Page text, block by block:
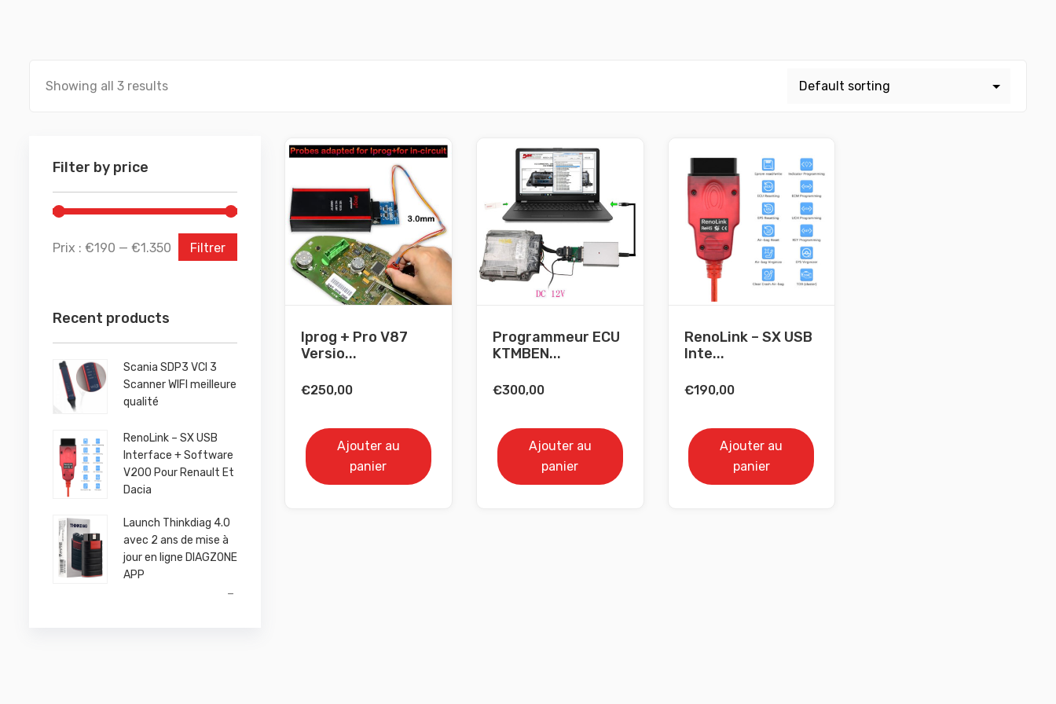
Showing all 3 results
Filter by price
Prix min
Prix max
Filtrer
Prix : €190 — €1.350
Recent products
Scania SDP3 VCI 3
Scanner WIFI meilleure
qualité
RenoLink – SX USB
Interface + Software
V200 Pour Renault Et
Dacia
Launch Thinkdiag 4.0
avec 2 ans de mise à
jour en ligne DIAGZONE
APP
–
Iprog + Pro V87
Versio...
€250,00
Ajouter au
panier
Programmeur ECU
KTMBEN...
€300,00
Ajouter au
panier
RenoLink – SX USB
Inte...
€190,00
Ajouter au
panier